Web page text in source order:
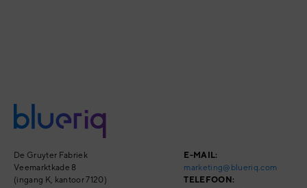
De Gruyter Fabriek
Veemarktkade 8
(ingang K, kantoor 7120)
E-MAIL:
marketing@blueriq.com
TELEFOON: